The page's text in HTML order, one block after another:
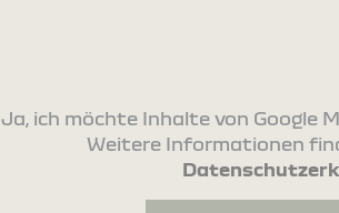
Ja, ich möchte Inhalte von Google
Weitere Informationen